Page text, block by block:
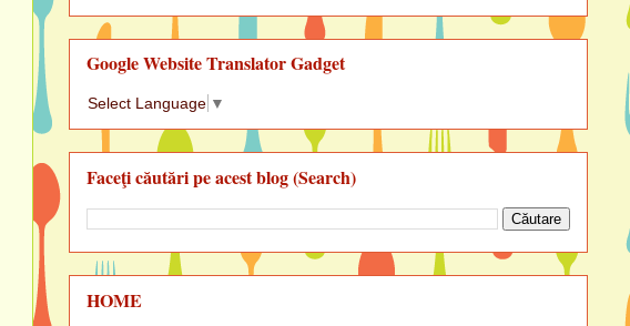
Google Website Translator Gadget
Select Language ▼
Faceţi căutări pe acest blog (Search)
HOME